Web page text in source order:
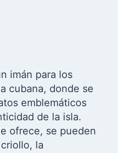
imán para los
cubana, donde se
emblemáticos
de la isla.
ofrece, se pueden
la